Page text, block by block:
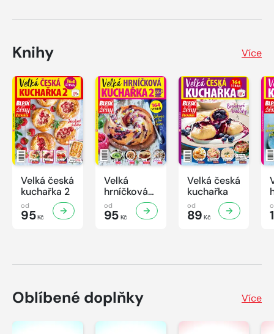
Knihy Více
Velká česká
kuchařka 2
od
95Kč
Velká
hrníčková
kuchařka II
od
95Kč
Velká česká
kuchařka
od
89 Kč
Oblíbené doplňky Více